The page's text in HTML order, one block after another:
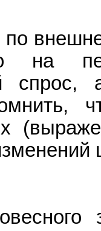
по
на